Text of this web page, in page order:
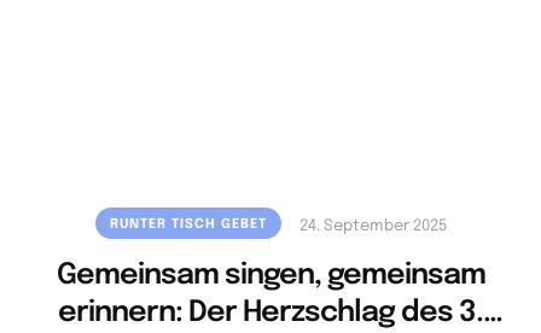
RUNTER TISCH GEBET 24. September 2025
Gemeinsam singen, gemeinsam
erinnern: Der Herzschlag des 3.